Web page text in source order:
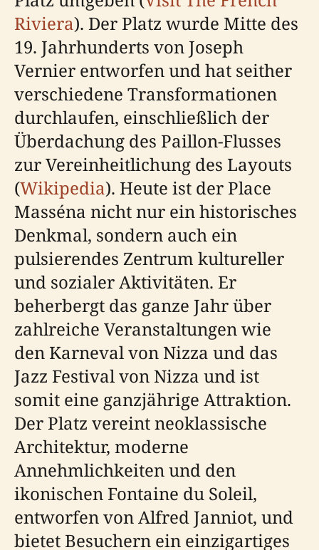
Riviera). Der Platz wurde Mitte des
19. Jahrhunderts von Joseph
Vernier entworfen und hat seither
verschiedene Transformationen
durchlaufen, einschließlich der
Überdachung des Paillon-Flusses
zur Vereinheitlichung des Layouts
(Wikipedia). Heute ist der Place
Masséna nicht nur ein historisches
Denkmal, sondern auch ein
pulsierendes Zentrum kultureller
und sozialer Aktivitäten. Er
beherbergt das ganze Jahr über
zahlreiche Veranstaltungen wie
den Karneval von Nizza und das
Jazz Festival von Nizza und ist
somit eine ganzjährige Attraktion.
Der Platz vereint neoklassische
Architektur, moderne
Annehmlichkeiten und den
ikonischen Fontaine du Soleil,
entworfen von Alfred Janniot, und
bietet Besuchern ein einzigartiges